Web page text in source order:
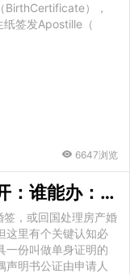
BirthCertificate），
纸签发Apostille（
6647浏览
办：使馆的受理边界
，或回国处理房产婚
这里有个关键认知必
一份叫做单身证明的
声明书公证由申请人